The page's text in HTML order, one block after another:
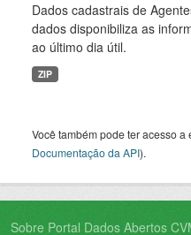
Dados cadastrais de
dados disponibiliza as
ao último dia útil.
ZIP
Você também pode ter acesso
Documentação da API).
Sobre Portal Dados Abertos